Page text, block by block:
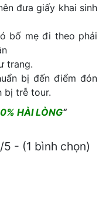
đưa giấy khai sinh
bố mẹ đi theo phải
trang.
bị đến điểm đón
bị trễ tour.
HÀI LÒNG“
5 - (1 bình chọn)